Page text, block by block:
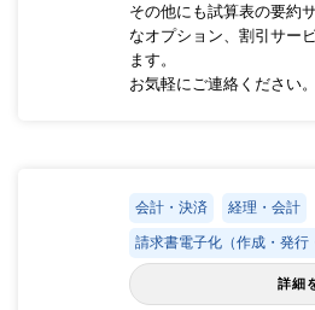
その他にも試算表の要約
なオプション、割引サー
ます。
お気軽にご連絡ください。
会計・決済 経理・会計
請求書電子化（作成・発行
詳細